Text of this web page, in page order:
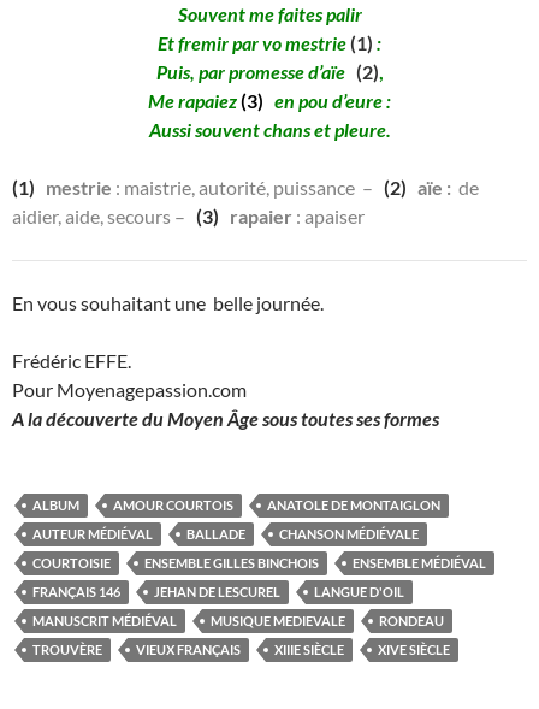
Souvent me faites palir
Et fremir par vo mestrie(1) :
Puis, par promesse d’aïe (2),
Me rapaiez(3) en pou d’eure :
Aussi souvent chans et pleure.
(1) mestrie : maistrie, autorité, puissance – (2) aïe : de
aidier, aide, secours – (3) rapaier : apaiser
En vous souhaitant une belle journée.
Frédéric EFFE.
Pour Moyenagepassion.com
A la découverte du Moyen Âge sous toutes ses formes
ALBUM AMOUR COURTOIS
ANATOLE DE MONTAIGLON
AUTEUR MÉDIÉVAL
BALLADE
CHANSON MÉDIÉVALE
COURTOISIE
ENSEMBLE GILLES BINCHOIS
ENSEMBLE MÉDIÉVAL
FRANÇAIS 146
JEHAN DE LESCUREL
LANGUE D'OIL
MANUSCRIT MÉDIÉVAL
MUSIQUE MEDIEVALE
RONDEAU
TROUVÈRE
VIEUX FRANÇAIS XIIIE SIÈCLE XIVE SIÈCLE